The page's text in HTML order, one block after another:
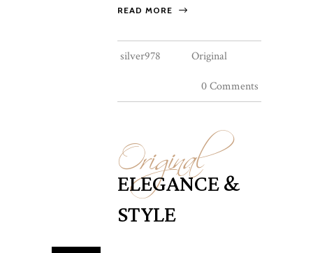
READ MORE
silver978 Original
0 Comments
Original
ELEGANCE &
STYLE